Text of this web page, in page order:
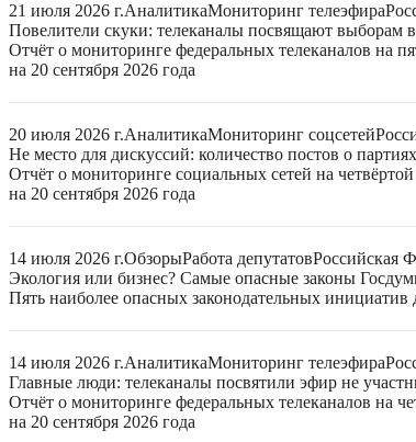
21 июля 2026 г.АналитикаМониторинг телеэфира
Повелители скуки: телеканалы посвящают выборам
Отчёт о мониторинге федеральных телеканалов на
на 20 сентября 2026 года
20 июля 2026 г.АналитикаМониторинг соцсетей
Не место для дискуссий: количество постов о
Отчёт о мониторинге социальных сетей на
на 20 сентября 2026 года
14 июля 2026 г.ОбзорыРабота депутатовРоссийская
Экология или бизнес? Самые опасные законы
Пять наиболее опасных законодательных инициатив
14 июля 2026 г.АналитикаМониторинг телеэфира
Главные люди: телеканалы посвятили эфир не
Отчёт о мониторинге федеральных телеканалов на
на 20 сентября 2026 года